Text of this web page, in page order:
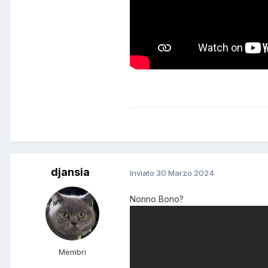
djansia
Membri
Inviato 30 Marzo 2024
Nonno Bono?